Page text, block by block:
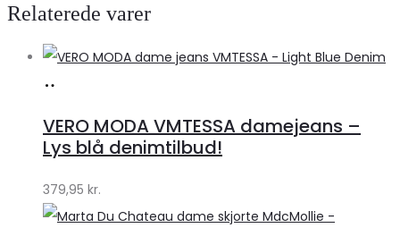
Relaterede varer
Klædeskabet.dk
VERO MODA VMTESSA damejeans –
Lys blå denimtilbud!
379,95 kr.